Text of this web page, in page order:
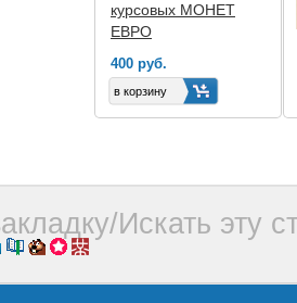
курсовых МОНЕТ
ЕВРО
400 руб.
Искать эту